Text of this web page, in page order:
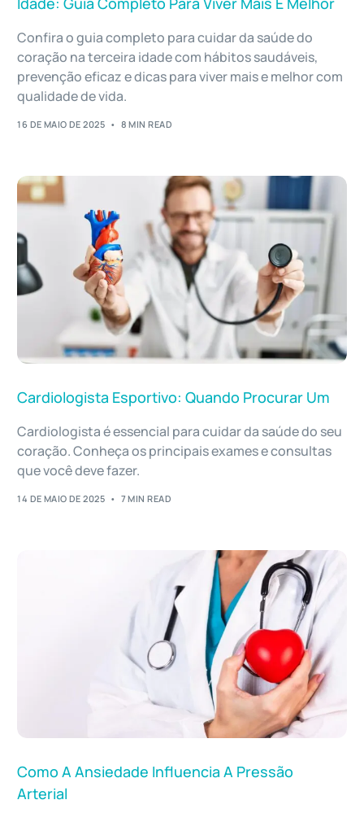
Confira o guia completo para cuidar da saúde do
coração na terceira idade com hábitos saudáveis,
prevenção eficaz e dicas para viver mais e melhor com
qualidade de vida.
16 DE MAIO DE 2025 8 MIN READ
Cardiologista Esportivo: Quando Procurar Um
Cardiologista é essencial para cuidar da saúde do seu
coração. Conheça os principais exames e consultas
que você deve fazer.
14 DE MAIO DE 2025 7 MIN READ
Como A Ansiedade Influencia A Pressão
Arterial